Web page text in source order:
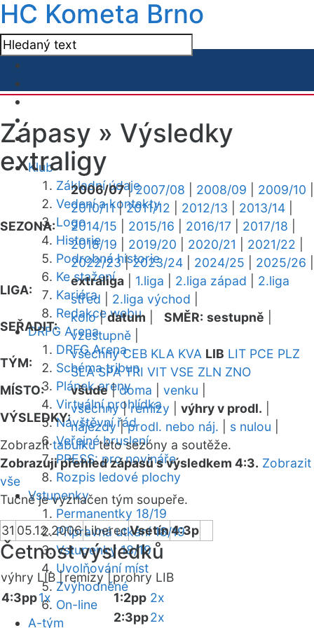
HC Kometa Brno
Klub
Základní údaje
Vedení a kontakty
Logo
Historie
Podrobná historie
Ke stažení
Kariéra
Redakce webu
DRFG Arena
DRFG Arena
Schéma tribun
Plánek areny
Virtuální prohlídka
Návštěvní řád
Veřejné bruslení
PRESS: pro novináře
Rozpis ledové plochy
Vstupenky
Permanentky 18/19
Přípravná utkání 18/19
Vstupenky 18/19
Uvolňování míst
Zvýhodněné
On-line
A-tým
Zápasy » Výsledky
extraligy
SEZONA:
2006/07|2007/08 2008/09 2009/10
2010/11|2011/12 2012/13 2013/14
2014/15
2015/16 2016/17 2017/18
2018/19
2019/20 2020/21 2021/22
2022/23|2023/24 2024/25 2025/26
LIGA:
extraliga 1.liga 2.liga západ
2.liga
střed
2.liga východ
SEŘADIT:
kolo|datum SMĚR: sestupně
vzestupně
TÝM:
všechny CEB KLA KVA LIB LIT PCE PLZ
SLA SPA TRI VIT VSE ZLN ZNO
MÍSTO:
všude|doma venku
VÝSLEDKY:
všechny|remízy výhry v prodl.
nájezdy|prodl. nebo náj. s nulou
Zobrazittabulkutéto sezóny a soutěže.
Zobrazuji přehled zápasů s výsledkem 4:3. Zobrazit
vše
Tučně je vyznačen tým soupeře.
31 05.12.2006LiberecVsetín4:3p
Četnost výsledků
výhry LIB |remízy |prohry LIB
4:3pp1x 1:2pp 2x
2:3pp2x